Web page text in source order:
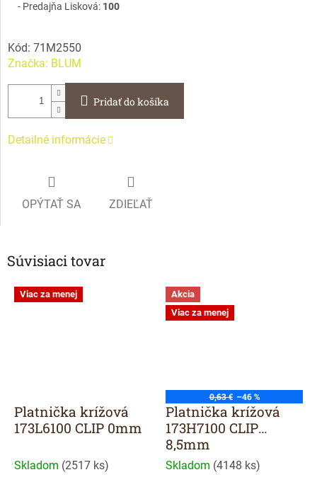
Predajňa Lisková: 100
Kód: 71M2550
Značka: BLUM
Pridať do košíka
Detailné informácie
OPÝTAŤ SA ZDIEĽAŤ
Súvisiaci tovar
Viac za menej
Platnička krížová
173L6100 CLIP 0mm
Skladom (2517 ks)
Akcia
Viac za menej
0,63 € –46 %
Platnička krížová
173H7100 CLIP
8,5mm
Skladom (4148 ks)